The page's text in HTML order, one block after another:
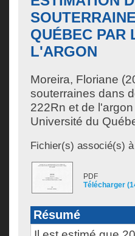
QUÉBEC PAR
L'ARGON
Moreira, Floriane
souterraines dans
222Rn et de
Université du
Fichier(s) associé(s)
PDF
Télécharger
Résumé